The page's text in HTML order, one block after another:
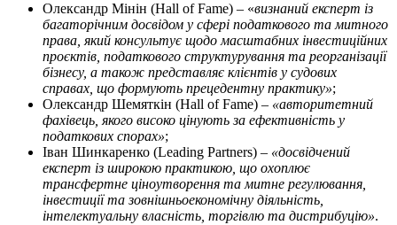
Олександр Мінін (Hall of Fame) – «визнаний експерт із
багаторічним досвідом у сфері податкового та митного
права, який консультує щодо масштабних інвестиційних
проєктів, податкового структурування та реорганізації
бізнесу, а також представляє клієнтів у судових
справах, що формують прецедентну практику»;
Олександр Шемяткін (Hall of Fame) – «авторитетний
фахівець, якого високо цінують за ефективність у
податкових спорах»;
Іван Шинкаренко (Leading Partners) – «досвідчений
експерт із широкою практикою, що охоплює
трансфертне ціноутворення та митне регулювання,
інвестиції та зовнішньоекономічну діяльність,
інтелектуальну власність, торгівлю та дистрибуцію».